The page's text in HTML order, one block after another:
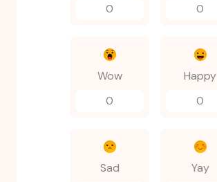
0
0
Wow
0
Happy
0
Sad
Yay